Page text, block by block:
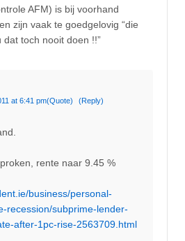
AFM) is bij voorhand
zijn vaak te goedgelovig “die
toch nooit doen !!”
at 6:41 pm(Quote) (Reply)
rente naar 9.45 %
business/personal-
recession/subprime-lender-
after-1pc-rise-2563709.html